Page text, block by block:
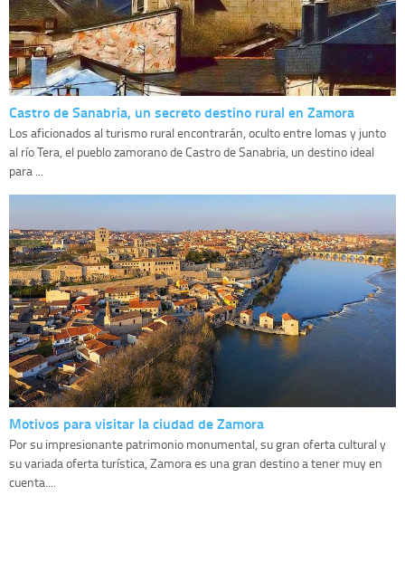
Castro de Sanabria, un secreto destino rural en Zamora
Los aficionados al turismo rural encontrarán, oculto entre lomas y junto
al río Tera, el pueblo zamorano de Castro de Sanabria, un destino ideal
para ...
Motivos para visitar la ciudad de Zamora
Por su impresionante patrimonio monumental, su gran oferta cultural y
su variada oferta turística, Zamora es una gran destino a tener muy en
cuenta....